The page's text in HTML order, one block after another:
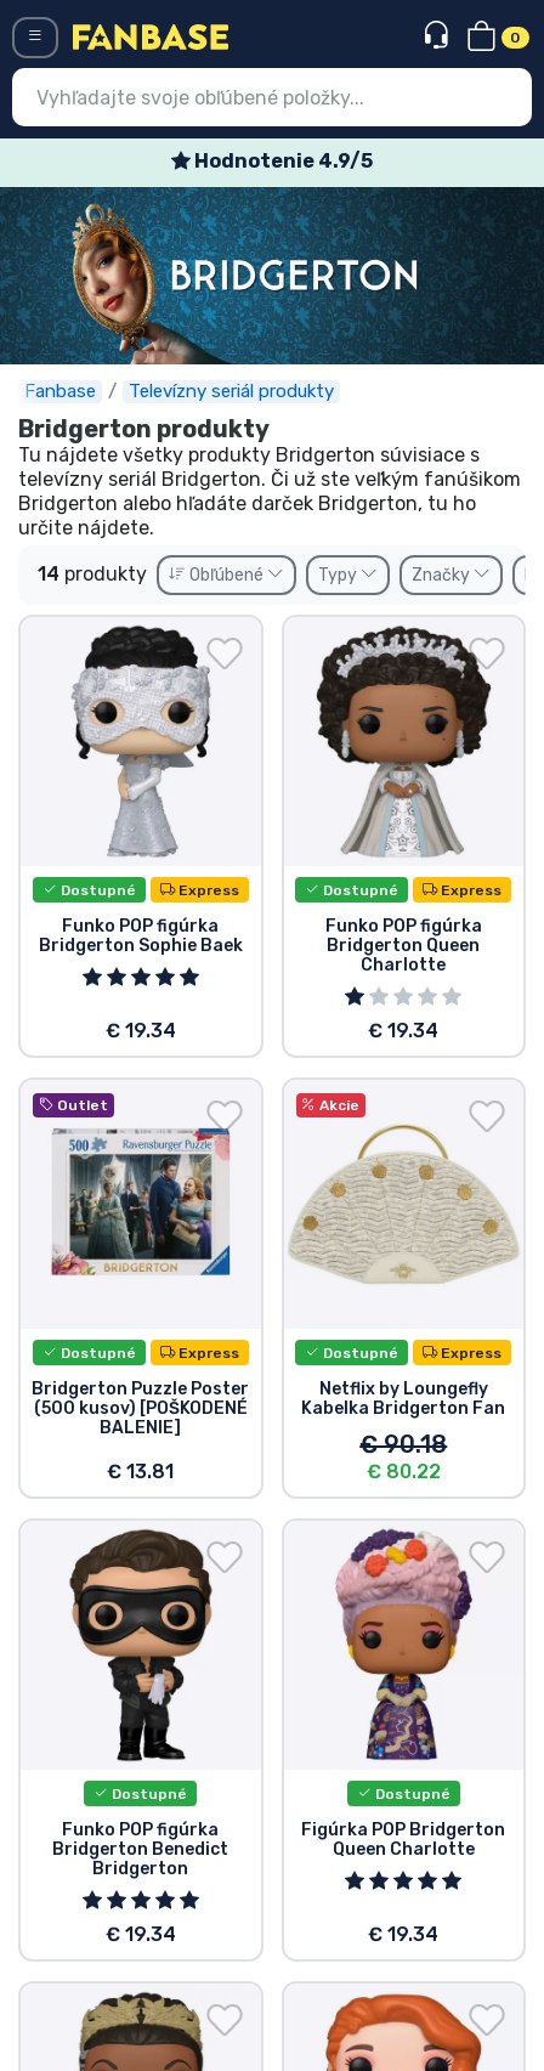
0
Špeciálne týždenné ponuky
Fanbase Televízny seriál produkty
Bridgerton produkty
Tu nájdete všetky produkty Bridgerton súvisiace s
televízny seriál Bridgerton. Či už ste veľkým fanúšikom
Bridgerton alebo hľadáte darček Bridgerton, tu ho
určite nájdete.
14 produkty Obľúbené Typy Značky
Dostupné Express
Funko POP figúrka
Bridgerton Sophie Baek
€ 19.34
Dostupné Express
Funko POP figúrka
Bridgerton Queen
Charlotte
€ 19.34
Outlet
Dostupné Express
Bridgerton Puzzle Poster
(500 kusov) [POŠKODENÉ
BALENIE]
€ 13.81
Akcie
Dostupné Express
Netflix by Loungefly
Kabelka Bridgerton Fan
€ 90.18
€ 80.22
Dostupné
Funko POP figúrka
Bridgerton Benedict
Bridgerton
€ 19.34
Dostupné
Figúrka POP Bridgerton
Queen Charlotte
€ 19.34
Prihlásiť sa Registrácia
Najnovšie
Akcie
Expresná preprava
Predobjednávky
Outlet produkty
Preprava a platba
Zoradiť podľa série
Zoradiť podľa filmov
Zoradiť podľa karikatúry
Zoradiť podľa Anime
Zoradiť podľa hier
Zoradiť podľa športu
Zoradiť podľa hudby
Typy výrobkov
Značky